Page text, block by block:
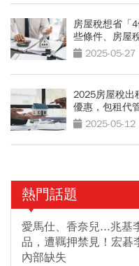
房屋稅想省「
些條件、房屋
稅 2025-05-27
2025房屋稅出
優惠，包租代
2025-05-12
熱門話題
愛馬仕、香奈兒...兆基
品，遭羈押禁見！宏碁
內部缺失